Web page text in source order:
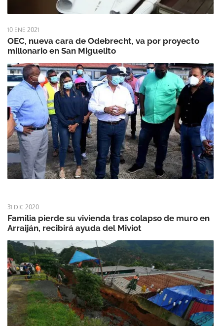
10 ENE 2021
OEC, nueva cara de Odebrecht, va por proyecto
millonario en San Miguelito
31 DIC 2020
Familia pierde su vivienda tras colapso de muro en
Arraiján, recibirá ayuda del Miviot